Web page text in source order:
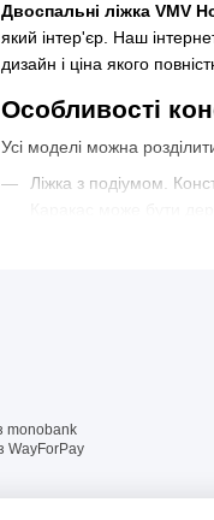
Двоспальні ліжка VMV
який інтер'єр. Наш
дизайн і ціна якого
Особливості
Усі моделі можна
Ліжка з подіумом.
Матеріали, з яких
ДСП.
МДФ. Найчастіше
Метал. Коване
Масив дерева. При
Рекомендації